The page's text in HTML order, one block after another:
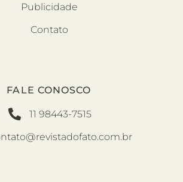
Publicidade
Contato
FALE CONOSCO
11 98443-7515